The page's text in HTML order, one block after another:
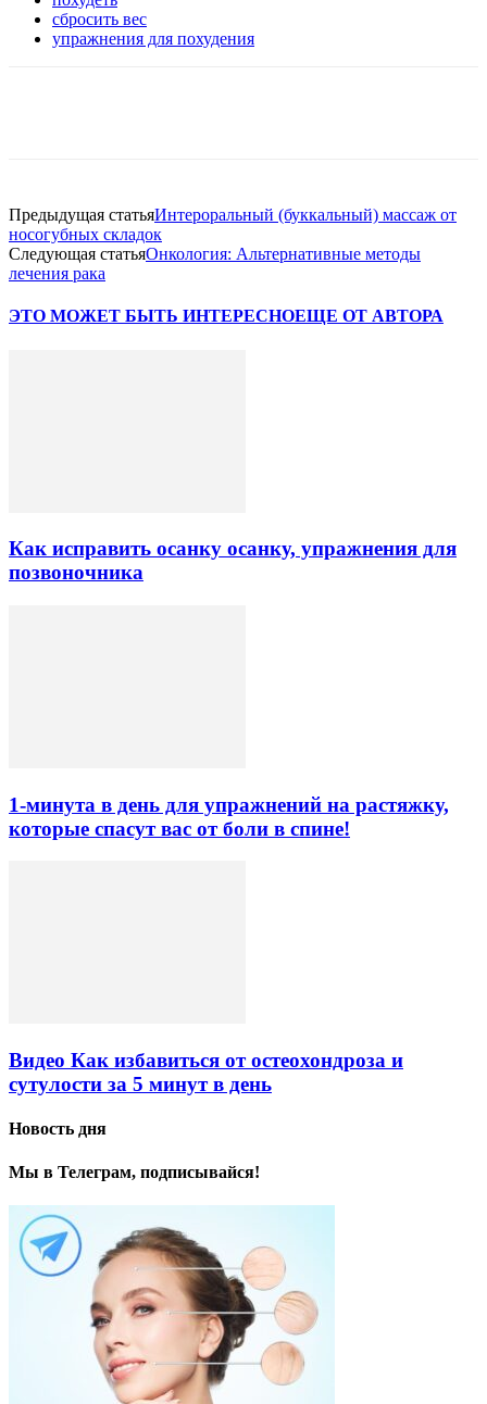
сбросить вес
упражнения для похудения
Предыдущая статьяИнтероральный (буккальный) массаж от
носогубных складок
Следующая статьяОнкология: Альтернативные методы
лечения рака
ЭТО МОЖЕТ БЫТЬ ИНТЕРЕСНОЕЩЕ ОТ АВТОРА
Как исправить осанку осанку, упражнения для
позвоночника
1-минута в день для упражнений на растяжку,
которые спасут вас от боли в спине!
Видео Как избавиться от остеохондроза и
сутулости за 5 минут в день
Новость дня
Мы в Телеграм, подписывайся!